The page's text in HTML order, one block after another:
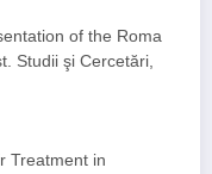
of the Roma
Studii şi Cercetări,
Treatment in